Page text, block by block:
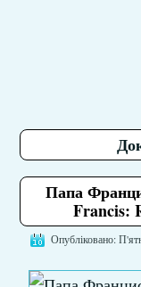
Папа
Francis:
Опубліковано: